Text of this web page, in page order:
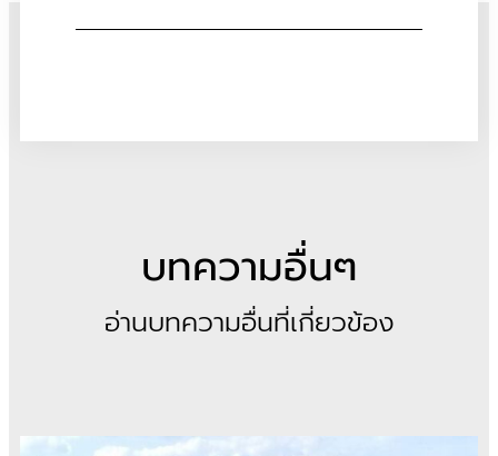
บทความอื่นๆ
อ่านบทความอื่นที่เกี่ยวข้อง